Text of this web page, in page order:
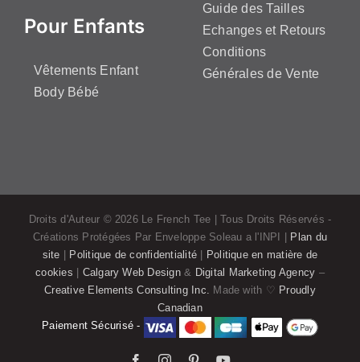
Pour Enfants
Vêtements Enfant
Body Bébé
Guide des Tailles
Echanges et Retours
Conditions
Générales de Vente
Droits d'Auteur © 2026 Le French Tee | Tous Droits Réservés -
Créations Protégées Par Enveloppe Soleau a l'INPI | Plan du
site | Politique de confidentialité | Politique en matière de
cookies | Calgary Web Design& Digital Marketing Agency –
Creative Elements Consulting Inc.
Made with ♡ Proudly
Canadian
Paiement Sécurisé -
FacebookInstagramPinterestYouTube